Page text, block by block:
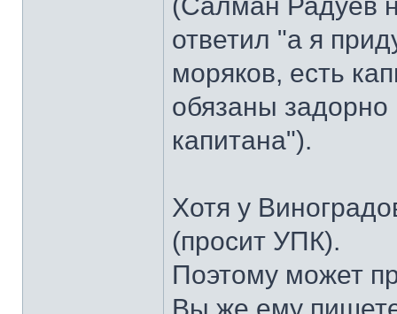
ответил "а я
моряков, есть
обязаны
капитана").
Хотя у
(просит УПК).
Поэтому может